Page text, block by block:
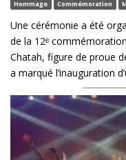
Hommage Commémoration
Une cérémonie a été
de la 12ᵉ
Chatah, figure de proue
a marqué l’inauguration